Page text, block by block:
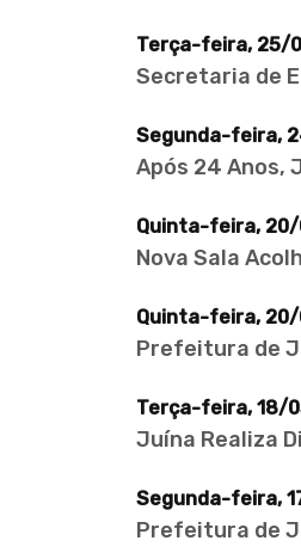
Terça-feira, 25/
Secretaria de
Segunda-feira,
Após 24 Anos,
Quinta-feira,
Nova Sala
Quinta-feira,
Prefeitura de
Terça-feira, 18/
Juína Realiza
Segunda-feira,
Prefeitura de